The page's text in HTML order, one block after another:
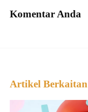
Komentar Anda
Artikel Berkaitan